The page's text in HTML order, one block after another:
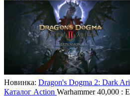
Новинка: Dragon's Dogma 2: Dark
Каталог Action Warhammer 40,000 :